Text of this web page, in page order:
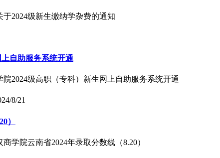
2024级新生缴纳学杂费的通知
自助服务系统开通
2024级高职（专科）新生网上自助服务系统开通
8/21
）
学院云南省2024年录取分数线（8.20）